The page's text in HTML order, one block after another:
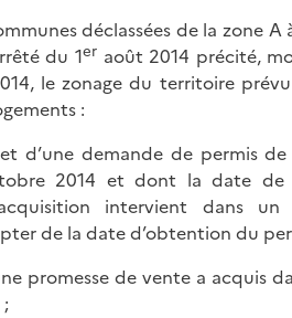
déclassées de la zone A
du 1eraoût 2014 précité,
le zonage du territoire
:
d’une demande de permis
2014 et dont la date de
intervient dans
de la date d’obtention du
promesse de vente a acquis